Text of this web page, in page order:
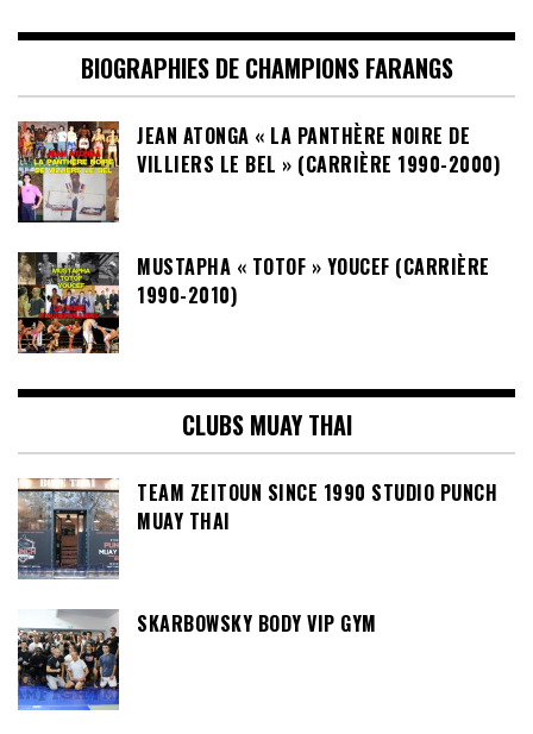
BIOGRAPHIES DE CHAMPIONS FARANGS
JEAN ATONGA « LA PANTHÈRE NOIRE DE
VILLIERS LE BEL » (CARRIÈRE 1990-2000)
MUSTAPHA « TOTOF » YOUCEF (CARRIÈRE
1990-2010)
CLUBS MUAY THAI
TEAM ZEITOUN SINCE 1990 STUDIO PUNCH
MUAY THAI
SKARBOWSKY BODY VIP GYM